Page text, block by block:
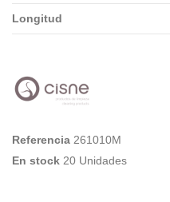
Longitud
Referencia 261010M
En stock 20 Unidades